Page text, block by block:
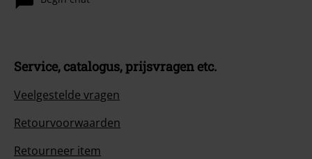
Service, catalogus, prijsvragen etc.
Veelgestelde vragen
Retourvoorwaarden
Retourneer item